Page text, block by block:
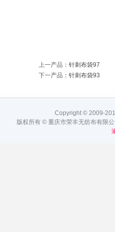
上一产品 ： 针刺布袋97
下一产品 ： 针刺布袋93
Copyright © 2009-
版权所有 © 重庆市荣丰无纺布有限